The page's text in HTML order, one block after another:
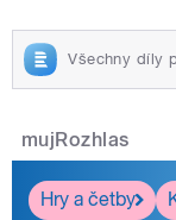
Všechny díly
mujRozhlas
Hry a četby